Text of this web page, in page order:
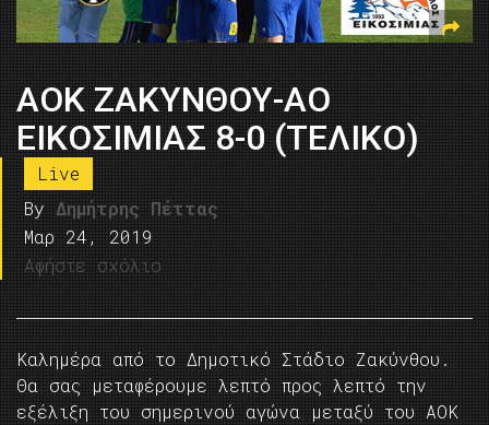
AOK ZAKYΝΘΟΥ-ΑΟ
ΕΙΚΟΣΙΜΙΑΣ 8-0 (ΤΕΛΙΚΟ)
Live
By Δημήτρης Πέττας
Μαρ 24, 2019
Αφήστε σχόλιο
Καλημέρα από το Δημοτικό Στάδιο Ζακύνθου.
Θα σας μεταφέρουμε λεπτό προς λεπτό την
εξέλιξη του σημερινού αγώνα μεταξύ του ΑΟΚ